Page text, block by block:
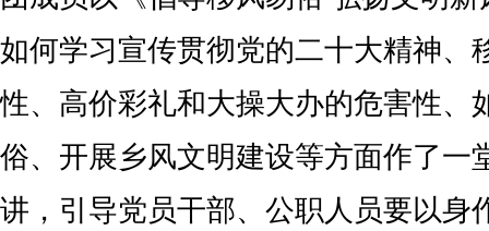
如何学习宣传贯彻党的二十大精神、
性、高价彩礼和大操大办的危害性、
俗、开展乡风文明建设等方面作了一
讲，引导党员干部、公职人员要以身